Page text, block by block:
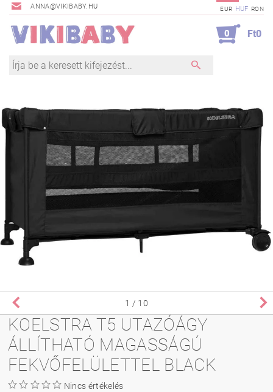
ANNA@VIKIBABY.HU EUR HUF RON
0 Ft0
1 / 10
KOELSTRA T5 UTAZÓÁGY
ÁLLÍTHATÓ MAGASSÁGÚ
FEKVŐFELÜLETTEL BLACK
Nincs értékelés